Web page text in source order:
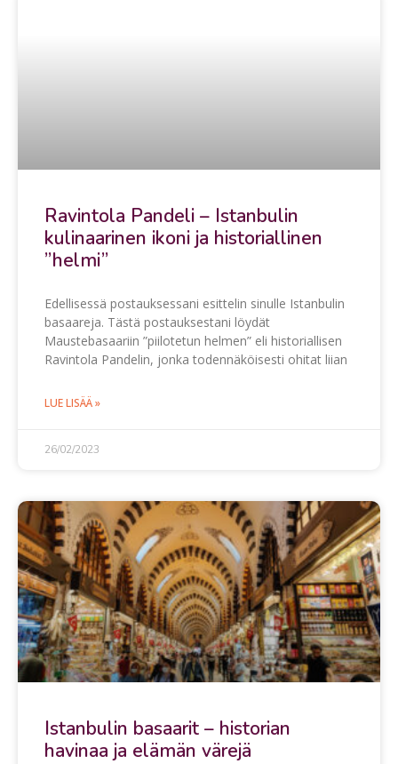
Ravintola Pandeli – Istanbulin
kulinaarinen ikoni ja historiallinen
”helmi”
Edellisessä postauksessani esittelin sinulle Istanbulin
basaareja. Tästä postauksestani löydät
Maustebasaariin ”piilotetun helmen” eli historiallisen
Ravintola Pandelin, jonka todennäköisesti ohitat liian
LUE LISÄÄ »
26/02/2023
Istanbulin basaarit – historian
havinaa ja elämän värejä